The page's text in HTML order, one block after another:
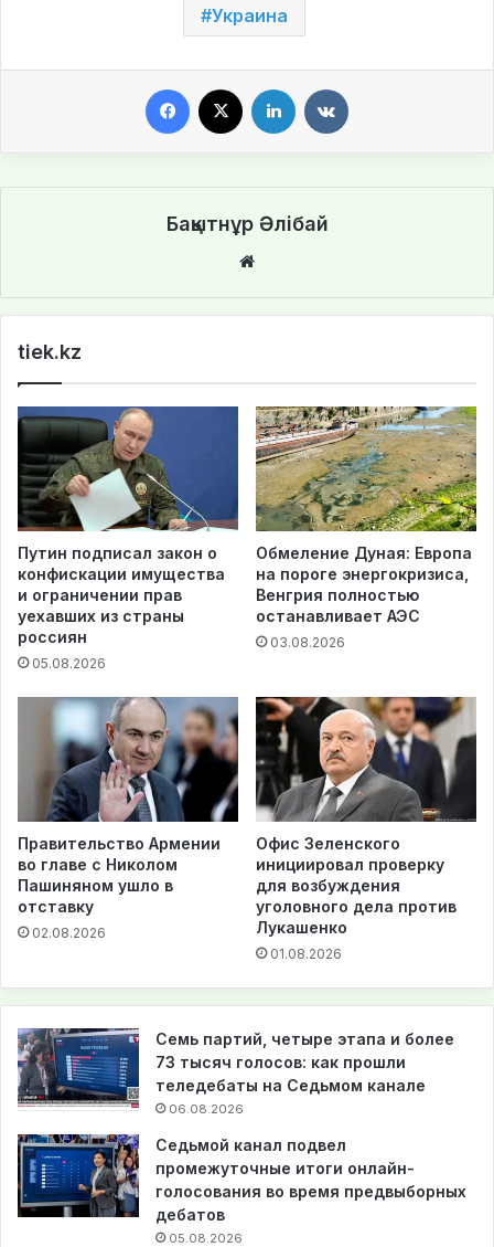
Украина
Бақытнұр Әлібай
te
tiek.kz
Путин подписал закон о
конфискации имущества
и ограничении прав
уехавших из страны
россиян
05.08.2026
Обмеление Дуная: Европа
на пороге энергокризиса,
Венгрия полностью
останавливает АЭС
03.08.2026
Правительство Армении
во главе с Николом
Пашиняном ушло в
отставку
02.08.2026
Офис Зеленского
инициировал проверку
для возбуждения
уголовного дела против
Лукашенко
01.08.2026
Семь партий, четыре этапа и более
73 тысяч голосов: как прошли
теледебаты на Седьмом канале
06.08.2026
Седьмой канал подвел
промежуточные итоги онлайн-
голосования во время предвыборных
дебатов
05.08.2026